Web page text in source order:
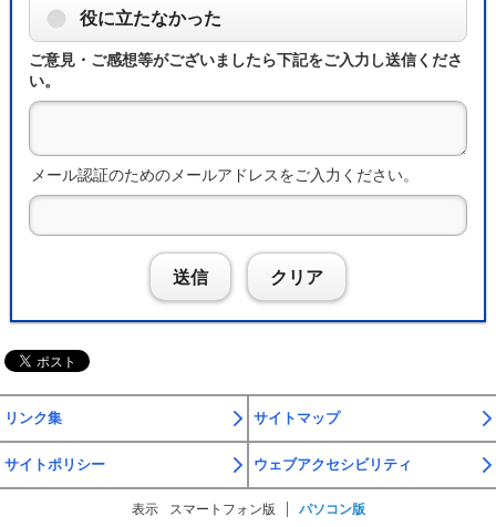
役に立たなかった
ご意見・ご感想等がございましたら下記をご入力し送信くださ
い。
メール認証のためのメールアドレスをご入力ください。
送信 クリア
リンク集 サイトマップ
サイトポリシー ウェブアクセシビリティ
表示 スマートフォン版 パソコン版